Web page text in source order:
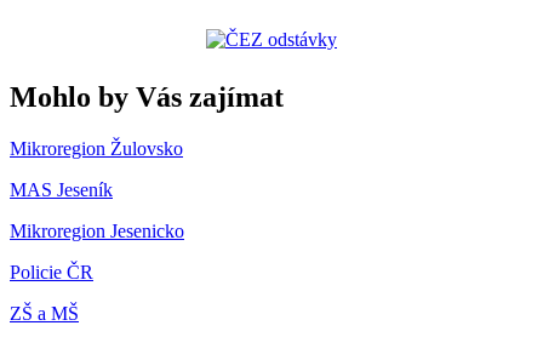
Mohlo by Vás zajímat
Mikroregion Žulovsko
MAS Jeseník
Mikroregion Jesenicko
Policie ČR
ZŠ a MŠ